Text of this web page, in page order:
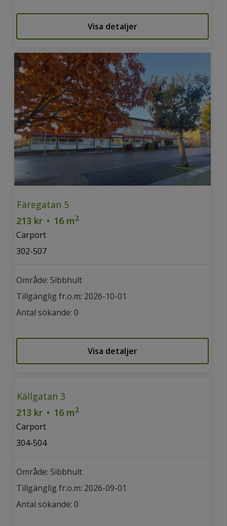
Visa detaljer
Färegatan 5
213 kr • 16 m2
Carport
302-507
Område: Sibbhult
Tillgänglig fr.o.m: 2026-10-01
Antal sökande: 0
Visa detaljer
Källgatan 3
213 kr • 16 m2
Carport
304-504
Område: Sibbhult
Tillgänglig fr.o.m: 2026-09-01
Antal sökande: 0